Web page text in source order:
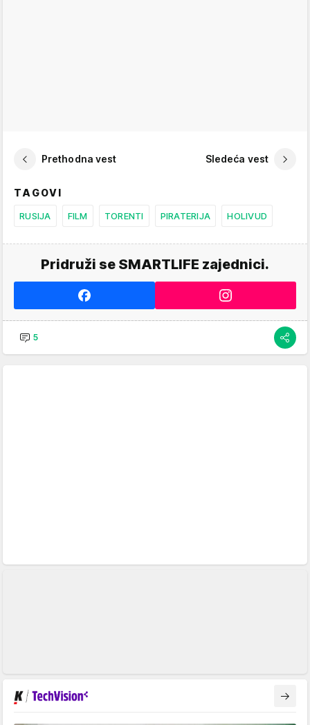
Prethodna vest Sledeća vest
TAGOVI
RUSIJA FILM TORENTI PIRATERIJA HOLIVUD
Pridruži se SMARTLIFE zajednici.
5